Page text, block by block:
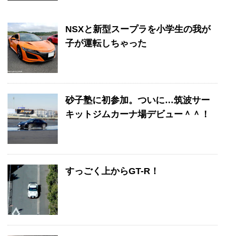
NSXと新型スープラを小学生の我が
子が運転しちゃった
砂子塾に初参加。ついに…筑波サー
キットジムカーナ場デビュー＾＾！
すっごく上からGT-R！